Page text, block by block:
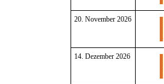
20. November 2026
14. Dezember 2026